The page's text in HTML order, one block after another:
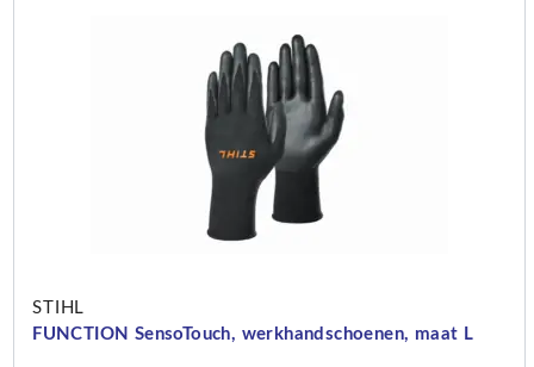
STIHL
FUNCTION SensoTouch, werkhandschoenen, maat L